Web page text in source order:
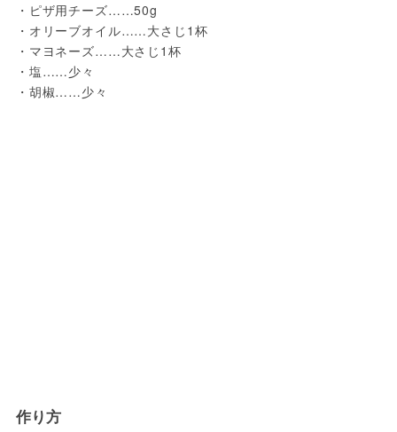
・ピザ用チーズ……50g
・オリーブオイル……大さじ1杯
・マヨネーズ……大さじ1杯
・塩……少々
・胡椒……少々
作り方